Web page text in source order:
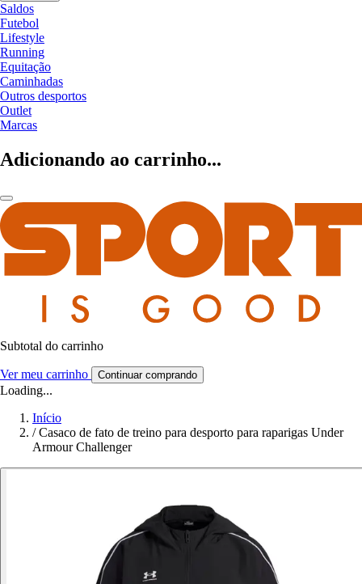
Saldos
Futebol
Lifestyle
Running
Equitação
Caminhadas
Outros desportos
Outlet
Marcas
Adicionando ao carrinho...
Subtotal do carrinho
Ver meu carrinho Continuar comprando
Loading...
Início
/ Casaco de fato de treino para desporto para raparigas Under
Armour Challenger